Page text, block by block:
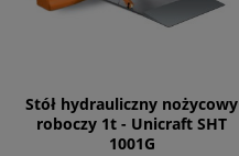
Stół hydrauliczny nożycowy
roboczy 1t - Unicraft SHT
1001G